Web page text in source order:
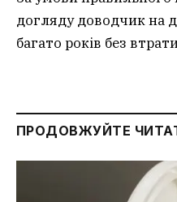
догляду доводчик на
багато років без
ПРОДОВЖУЙТЕ